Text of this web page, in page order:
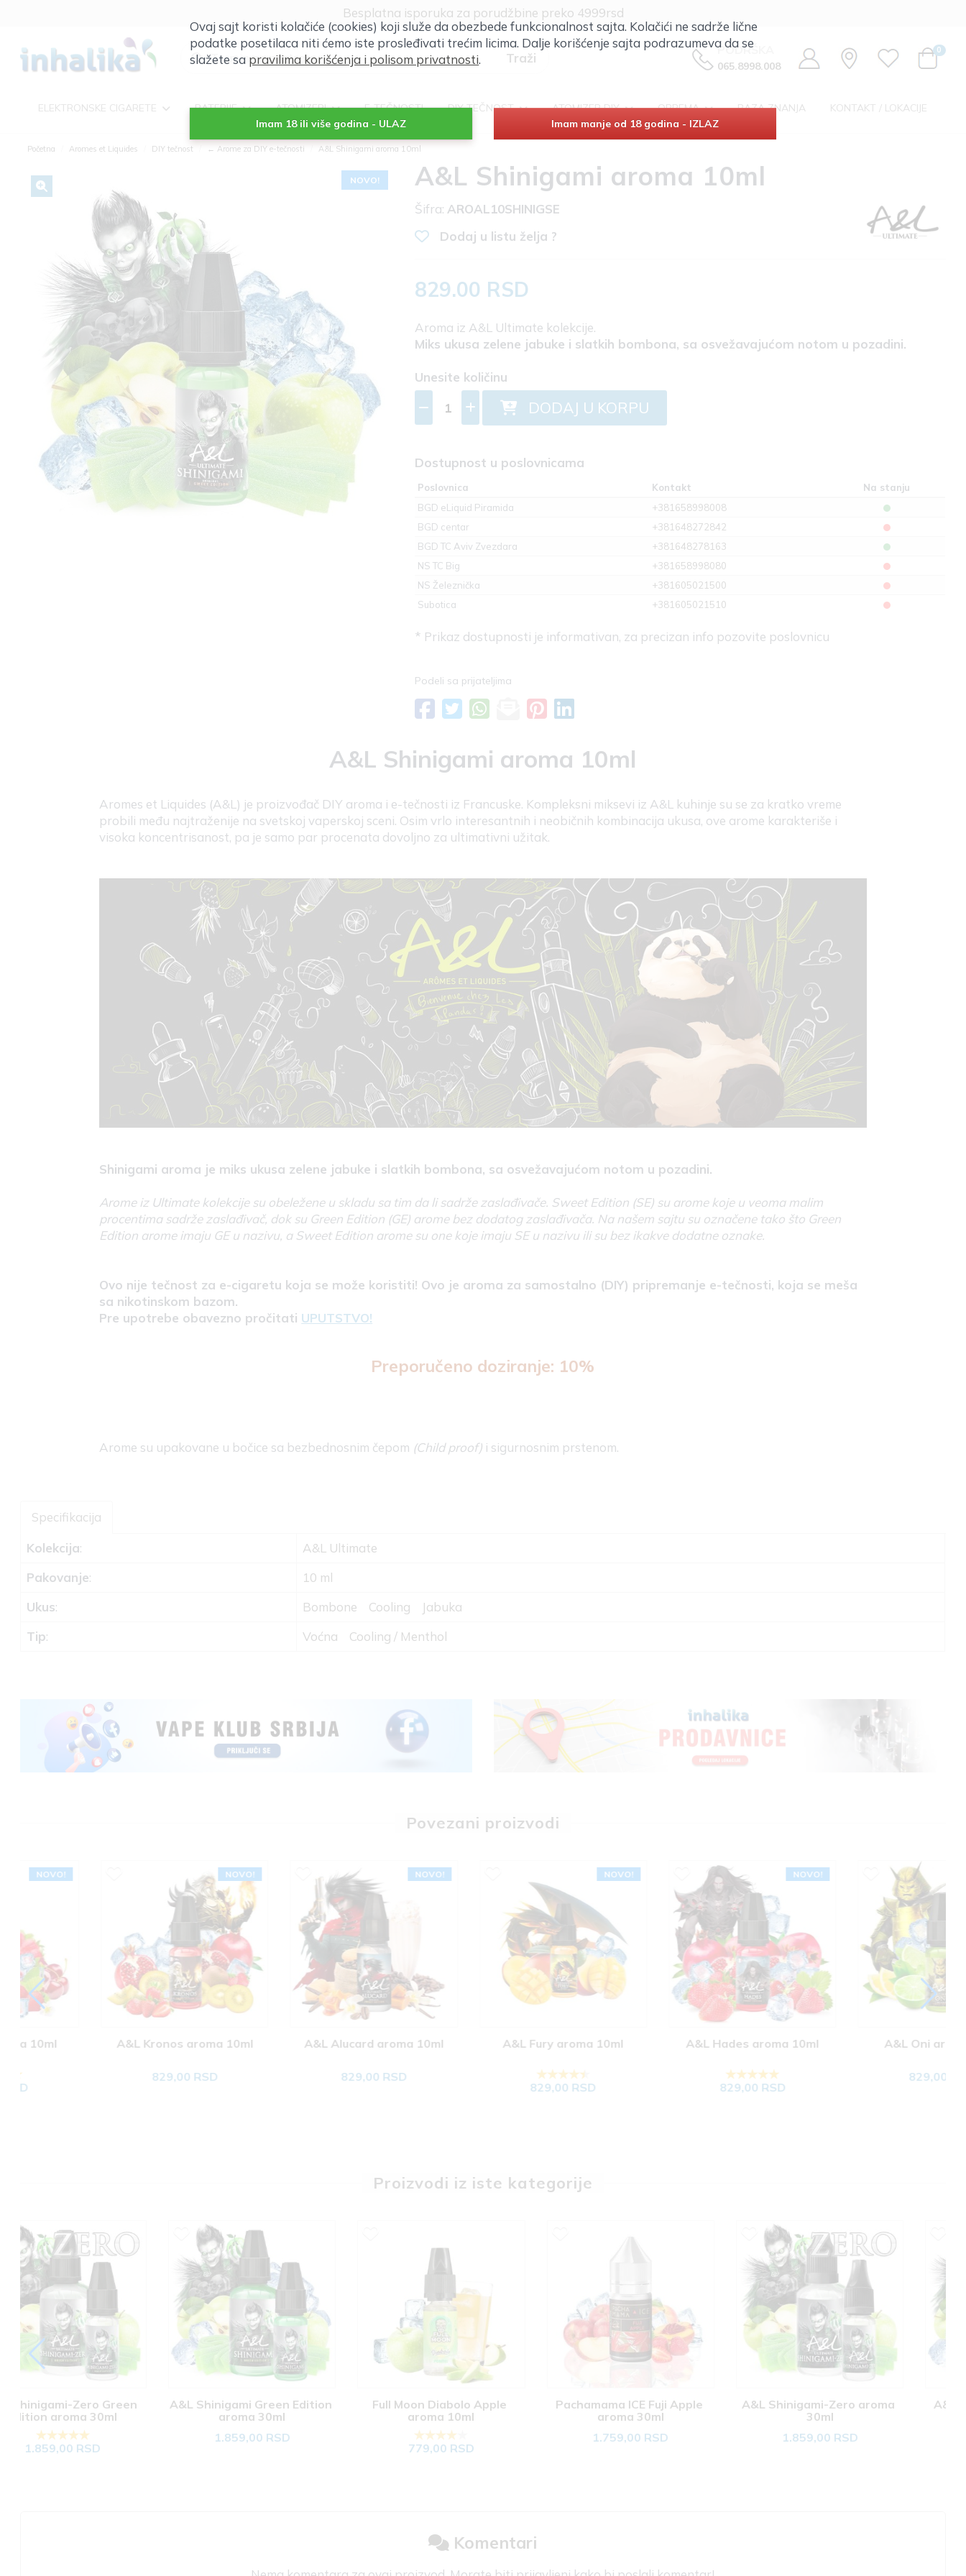
Klik za više informacija
Besplatna isporuka za porudžbine preko 4999rsd
PODRŠKA
065.8998.008
0
ELEKTRONSKE CIGARETE BATERIJE ATOMIZERI E-TEČNOSTI DIY TEČNOST ATOMIZER DIY OPREMA BAZA ZNANJA KONTAKT / LOKACIJE
Početna Aromes et Liquides DIY tečnost ← Arome za DIY e-tečnosti A&L Shinigami aroma 10ml
NOVO! A&L Shinigami aroma 10ml
Šifra: AROAL10SHINIGSE
Dodaj u listu želja ?
829.00 RSD
Aroma iz A&L Ultimate kolekcije.
Miks ukusa zelene jabuke i slatkih bombona, sa osvežavajućom notom u pozadini.
Unesite količinu
DODAJ U KORPU
Dostupnost u poslovnicama
Poslovnica Kontakt
Na stanju
BGD eLiquid Piramida
+381658998008
BGD centar
+381648272842
BGD TC Aviv Zvezdara
+381648278163
NS TC Big
+381658998080
NS Železnička
+381605021500
Subotica
+381605021510
* Prikaz dostupnosti je informativan, za precizan info pozovite poslovnicu
Podeli sa prijateljima
A&L Shinigami aroma 10ml
Aromes et Liquides (A&L) je proizvođač DIY aroma i e-tečnosti iz Francuske. Kompleksni miksevi iz A&L kuhinje su se za kratko vreme
probili među najtraženije na svetskoj vaperskoj sceni. Osim vrlo interesantnih i neobičnih kombinacija ukusa, ove arome karakteriše i
visoka koncentrisanost, pa je samo par procenata dovoljno za ultimativni užitak.
Shinigami aroma je miks ukusa zelene jabuke i slatkih bombona, sa osvežavajućom notom u pozadini.
Arome iz Ultimate kolekcije su obeležene u skladu sa tim da li sadrže zaslađivače. Sweet Edition (SE) su arome koje u veoma malim
procentima sadrže zaslađivač, dok su Green Edition (GE) arome bez dodatog zaslađivača. Na našem sajtu su označene tako što Green
Edition arome imaju GE u nazivu, a Sweet Edition arome su one koje imaju SE u nazivu ili su bez ikakve dodatne oznake.
Ovo nije tečnost za e-cigaretu koja se može koristiti! Ovo je aroma za samostalno (DIY) pripremanje e-tečnosti, koja se meša
sa nikotinskom bazom.
Pre upotrebe obavezno pročitati UPUTSTVO!
Preporučeno doziranje: 10%
Arome su upakovane u bočice sa bezbednosnim čepom (Child proof) i sigurnosnim prstenom.
Specifikacija
Kolekcija:
A&L Ultimate
Pakovanje:
10 ml
Ukus: Bombone Cooling
Jabuka
Tip: Voćna Cooling / Menthol
Povezani proizvodi
A&L Kronos aroma 10ml
NOVO!
A&L Alucard aroma 10ml A&L Fury aroma 10ml
NOVO!
A&L Hades aroma 10ml
NOVO!
A&L Oni aroma 10ml
Proizvodi iz iste kategorije
A&L Shinigami Green Edition
aroma 30ml
1.859,00 RSD
Full Moon Diabolo Apple
aroma 10ml
Pachamama ICE Fuji Apple
aroma 30ml
1.759,00 RSD
A&L Shinigami-Zero aroma
30ml
1.859,00 RSD
A&L Shinigami aroma 30ml
Komentari
Ovaj sajt koristi kolačiće (cookies) koji služe da obezbede funkcionalnost sajta. Kolačići ne sadrže lične
podatke posetilaca niti ćemo iste prosleđivati trećim licima. Dalje korišćenje sajta podrazumeva da se
slažete sa pravilima korišćenja i polisom privatnosti.
Imam 18 ili više godina - ULAZ Imam manje od 18 godina - IZLAZ